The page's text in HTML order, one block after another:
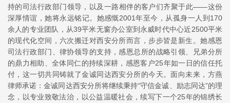
持的司法行政部门领导，以及一路相伴的客户们齐聚于此——这份
深厚情谊，她将永远铭记。她感慨2001年至今，从孤身一人到170
余人的专业团队，从39平米无窗办公室到永威时代中心近2500平米
的现代化空间，六次搬迁对西安分所而言，步步皆是新生。她感恩
司法行政部门、律协领导的支持，感恩总所的战略引领、兄弟分所
的鼎力相助、全体同仁的持续深耕，感恩客户25年如一日的信任托
付，这一切共同铸就了金诚同达西安分所的今天。面向未来，方燕
律师承诺：金诚同达西安分所将继续秉持“守信金诚、励志同达”的理
念，以专业致敬法治，以公益温暖社会，续写下一个25年的锦绣长